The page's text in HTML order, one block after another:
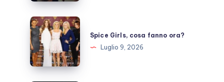
una
pausa,
fan
preoccupati
Spice
Girls,
cosa
fanno
ora?
Spice Girls, cosa fanno ora?
Luglio 9, 2026